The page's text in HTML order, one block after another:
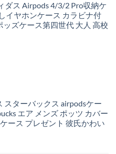
ダス Airpods 4/3/2 Pro収納ケ
イヤホンケース カラビナ付
ッズケース第四世代 大人 高校
スターバックス airpodsケー
エア メンズ ポッツ カバー
ース プレゼント 彼氏かわい